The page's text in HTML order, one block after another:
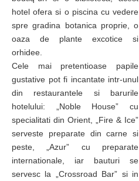
hotel ofera si o piscina cu vedere
spre gradina botanica proprie, o
oaza de plante excotice si
orhidee.
Cele mai pretentioase papile
gustative pot fi incantate intr-unul
din restaurantele si barurile
hotelului: „Noble House” cu
specialitati din Orient, „Fire & Ice”
serveste preparate din carne si
peste, „Azur” cu preparate
internationale, iar bauturi se
servesc la „Crossroad Bar” si in